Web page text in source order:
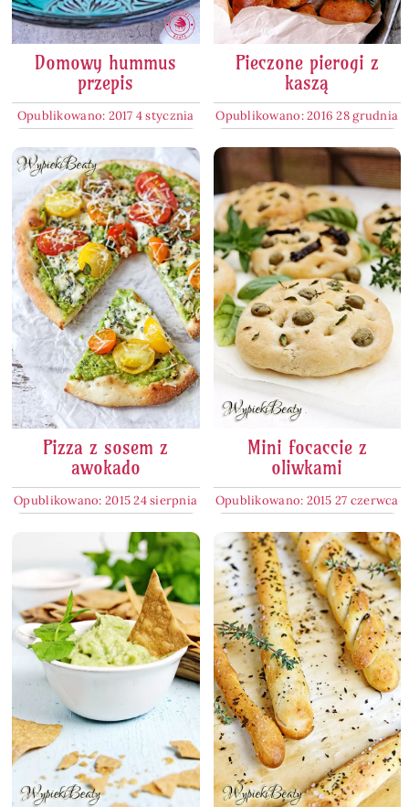
Domowy hummus
przepis
Opublikowano: 2017 4 stycznia
Pieczone pierogi z
kaszą
Opublikowano: 2016 28 grudnia
Pizza z sosem z
awokado
Opublikowano: 2015 24 sierpnia
Mini focaccie z
oliwkami
Opublikowano: 2015 27 czerwca